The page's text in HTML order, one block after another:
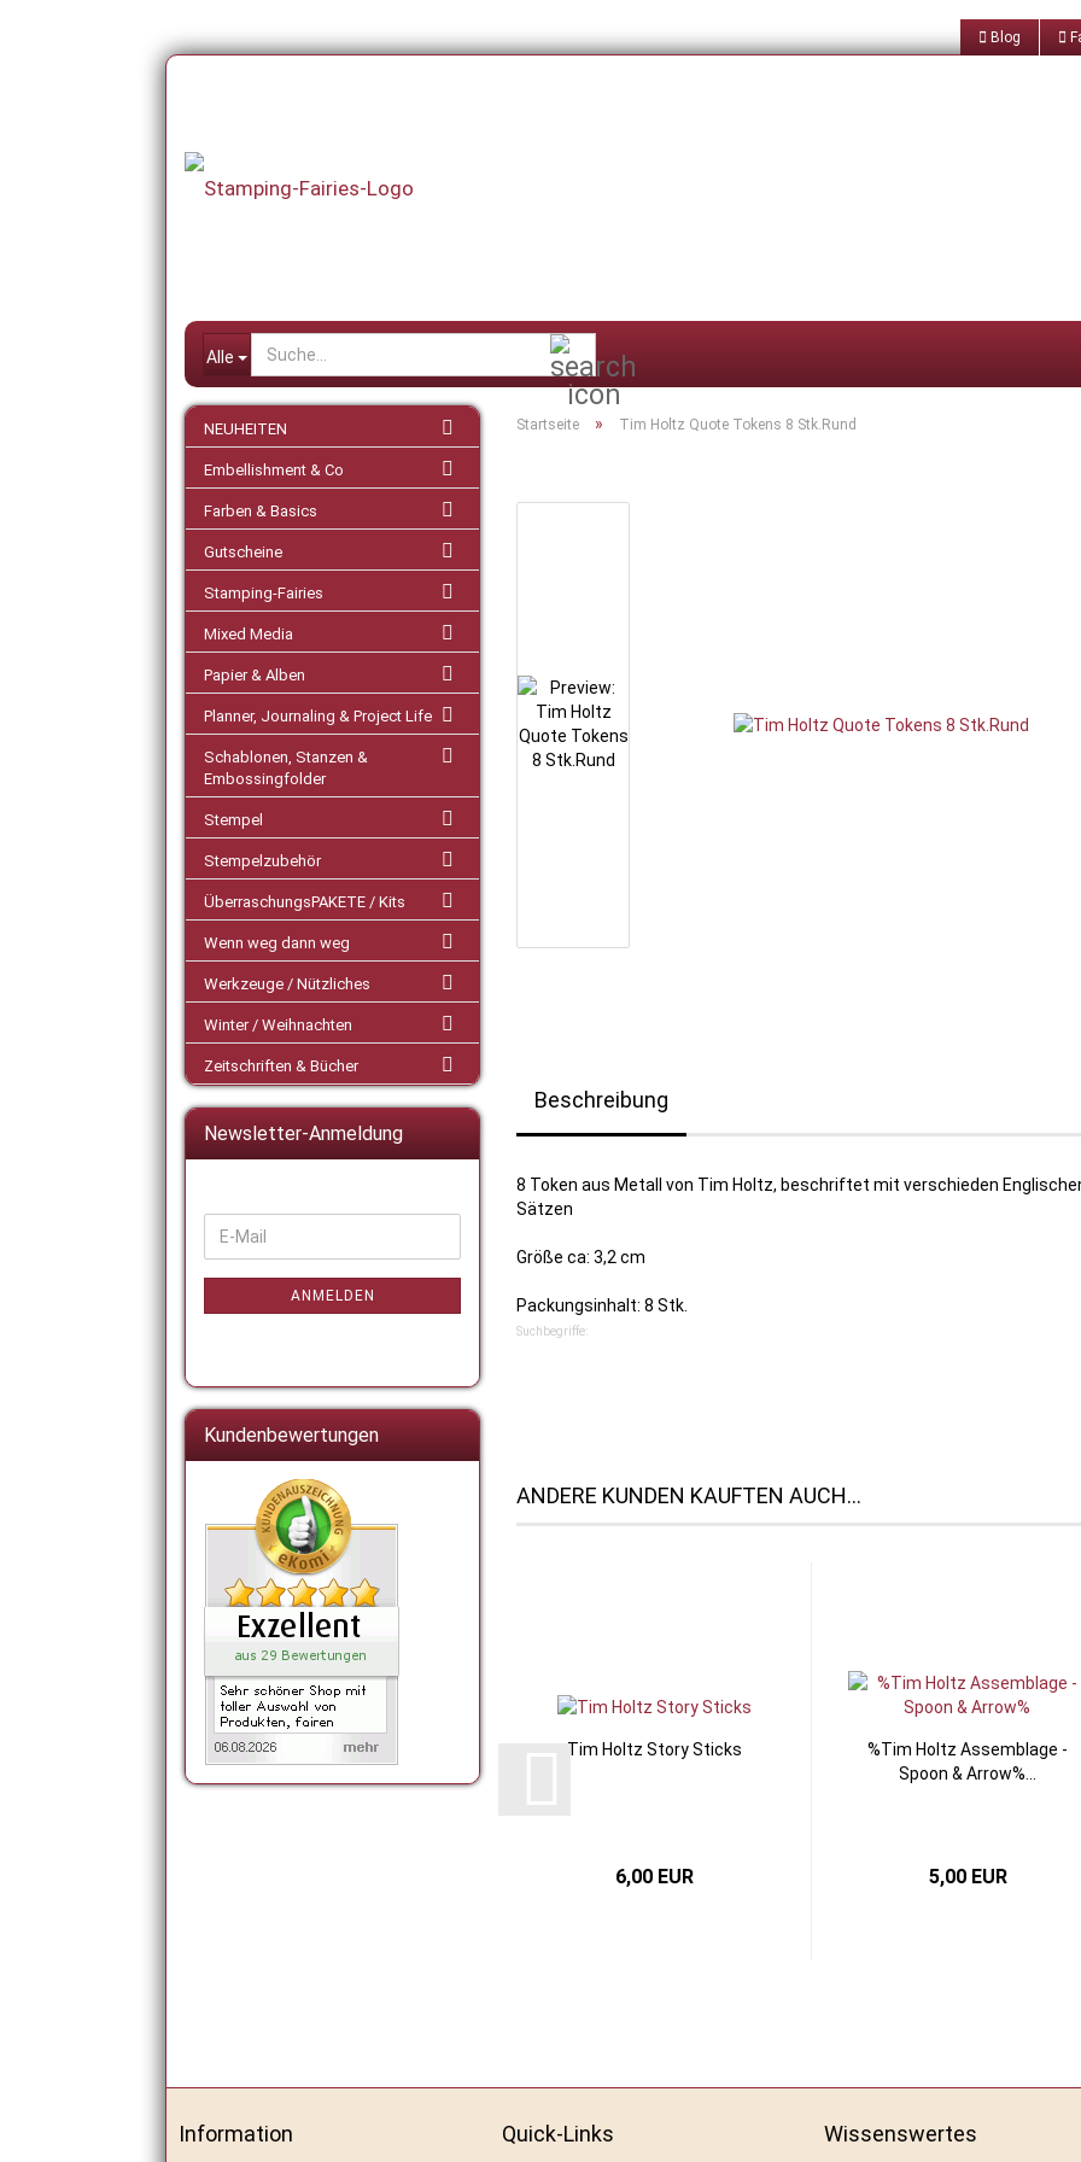
Blog
Alle
Startseite » Tim Holtz Quote Tokens 8 Stk.Rund
Beschreibung
8 Token aus Metall von Tim Holtz, beschriftet mit verschieden
Sätzen
Größe ca: 3,2 cm
Packungsinhalt: 8 Stk.
Suchbegriffe:
ANDERE KUNDEN KAUFTEN AUCH...
Tim Holtz Story Sticks
6,00 EUR
%Tim Holtz Assemblage -
Spoon & Arrow%...
5,00 EUR
NEUHEITEN
Embellishment & Co
Farben & Basics
Gutscheine
Stamping-Fairies
Mixed Media
Papier & Alben
Planner, Journaling & Project Life
Schablonen, Stanzen &
Embossingfolder
Stempel
Stempelzubehör
ÜberraschungsPAKETE / Kits
Wenn weg dann weg
Werkzeuge / Nützliches
Winter / Weihnachten
Zeitschriften & Bücher
Newsletter-Anmeldung
ZUR
ANMELDUNG
E-
Mail
ANMELDEN
Kundenbewertungen
Information Quick-Links Wissenswertes